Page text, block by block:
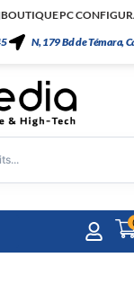
BOUTIQUEPC
N, 179 Bd de Témara,